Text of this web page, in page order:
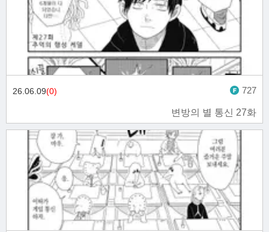
변방의 별 통신 27화
26.06.09(0) 727